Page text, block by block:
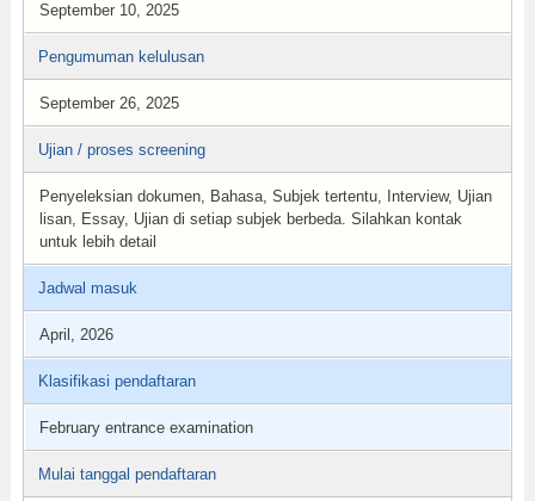
September 10, 2025
Pengumuman kelulusan
September 26, 2025
Ujian / proses screening
Penyeleksian dokumen, Bahasa, Subjek tertentu, Interview, Ujian
lisan, Essay, Ujian di setiap subjek berbeda. Silahkan kontak
untuk lebih detail
Jadwal masuk
April, 2026
Klasifikasi pendaftaran
February entrance examination
Mulai tanggal pendaftaran